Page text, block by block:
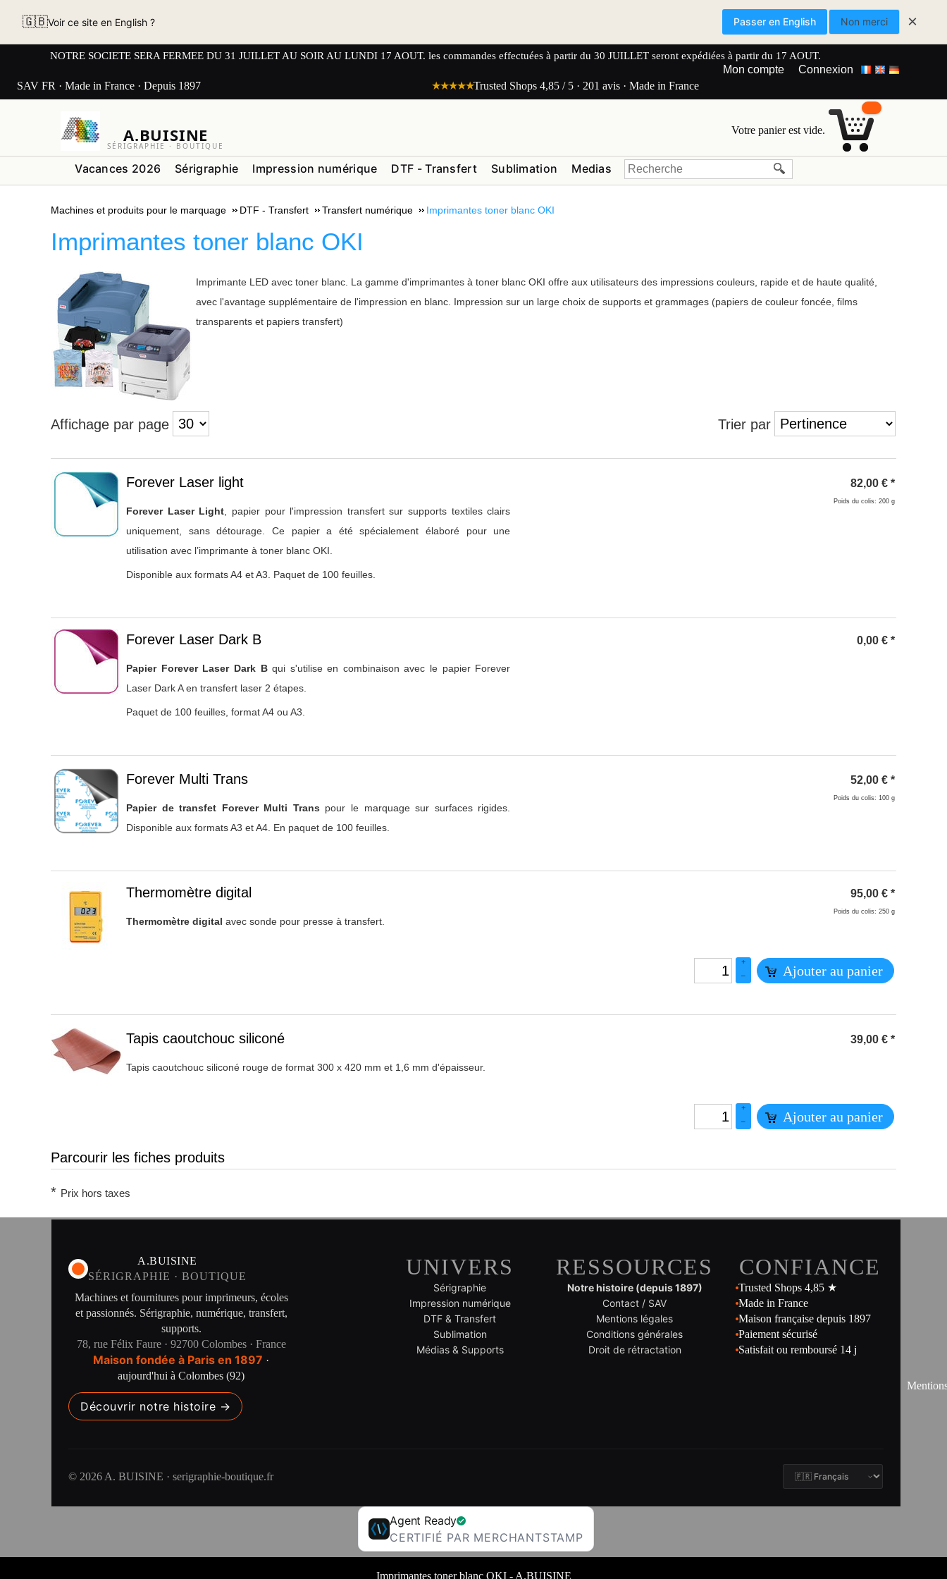
🇬🇧Voir ce site en English ? Passer en English Non merci ×
NOTRE SOCIETE SERA FERMEE DU 31 JUILLET AU SOIR AU LUNDI 17 AOUT. les commandes effectuées à partir du 30 JUILLET seront expédiées à partir du 17 AOUT.
Mon compte
Connexion
SAV FR · Made in France · Depuis 1897
★★★★★Trusted Shops 4,85 / 5 · 201 avis · Made in France
A.BUISINE
SÉRIGRAPHIE · BOUTIQUE
Votre panier est vide.
Vacances 2026 Sérigraphie Impression numérique DTF - Transfert Sublimation Medias
Machines et produits pour le marquage DTF - Transfert Transfert numérique Imprimantes toner blanc OKI
Imprimantes toner blanc OKI
Imprimante LED avec toner blanc. La gamme d'imprimantes à toner blanc OKI offre aux utilisateurs des impressions couleurs, rapide et de haute qualité,
avec l'avantage supplémentaire de l'impression en blanc. Impression sur un large choix de supports et grammages (papiers de couleur foncée, films
transparents et papiers transfert)
Affichage par page Trier par
Titre 1
Forever Laser light
Forever Laser Light , papier pour l'impression transfert sur supports textiles clairs
uniquement, sans détourage. Ce papier a été spécialement élaboré pour une
utilisation avec l’imprimante à toner blanc OKI.
Disponible aux formats A4 et A3. Paquet de 100 feuilles.
82,00 € *
Poids du colis: 200 g
Titre 1
Forever Laser Dark B
Papier Forever Laser Dark Bqui s'utilise en combinaison avec le papier Forever
Laser Dark A en transfert laser 2 étapes.
Paquet de 100 feuilles, format A4 ou A3.
0,00 € *
Titre 1
Forever Multi Trans
Papier de transfet Forever Multi Trans pour le marquage sur surfaces rigides.
Disponible aux formats A3 et A4. En paquet de 100 feuilles.
52,00 € *
Poids du colis: 100 g
Titre 1
Thermomètre digital
Thermomètre digitalavec sonde pour presse à transfert.
95,00 € *
Poids du colis: 250 g
+
–
Ajouter au panier
Titre 1
Tapis caoutchouc siliconé
Tapis caoutchouc siliconé rouge de format 300 x 420 mm et 1,6 mm d'épaisseur.
39,00 € *
+
–
Ajouter au panier
Parcourir les fiches produits
* Prix hors taxes
A.BUISINE
SÉRIGRAPHIE · BOUTIQUE
Machines et fournitures pour imprimeurs, écoles
et passionnés. Sérigraphie, numérique, transfert,
supports.
78, rue Félix Faure · 92700 Colombes · France
Maison fondée à Paris en 1897 ·
aujourd'hui à Colombes (92)
Découvrir notre histoire →
UNIVERS
Sérigraphie
Impression numérique
DTF & Transfert
Sublimation
Médias & Supports
RESSOURCES
Notre histoire (depuis 1897)
Contact / SAV
Mentions légales
Conditions générales
Droit de rétractation
CONFIANCE
Trusted Shops 4,85 ★
Made in France
Maison française depuis 1897
Paiement sécurisé
Satisfait ou remboursé 14 j
© 2026 A. BUISINE · serigraphie-boutique.fr
Agent Ready
CERTIFIÉ PAR MERCHANTSTAMP
Imprimantes toner blanc OKI - A.BUISINE